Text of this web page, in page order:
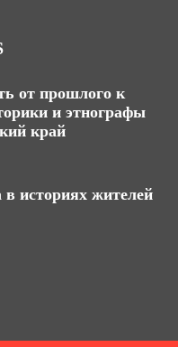
от прошлого к
и этнографы
край
в историях жителей